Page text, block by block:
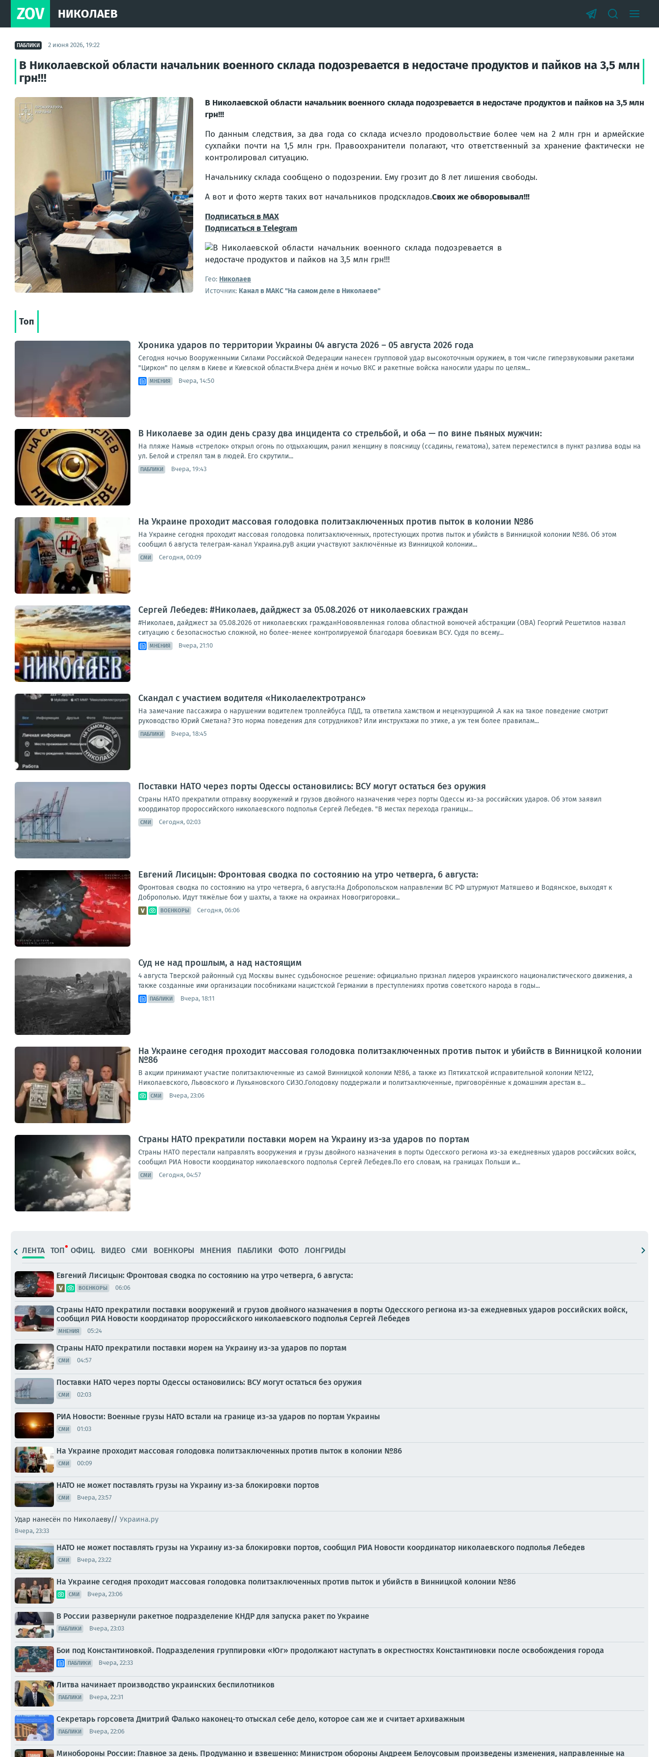
ZOV НИКОЛАЕВ
ПАБЛИКИ 2 июня 2026, 19:22
В Николаевской области начальник военного склада подозревается в недостаче продуктов и пайков на 3,5 млн
грн!!!
В Николаевской области начальник военного склада подозревается в недостаче продуктов и пайков на 3,5 млн
грн!!!
По данным следствия, за два года со склада исчезло продовольствие более чем на 2 млн грн и армейские
сухпайки почти на 1,5 млн грн. Правоохранители полагают, что ответственный за хранение фактически не
контролировал ситуацию.
Начальнику склада сообщено о подозрении. Ему грозит до 8 лет лишения свободы.
А вот и фото жертв таких вот начальников продскладов.Своих же обворовывал!!!
Подписаться в МАХ
Подписаться в Тelegram
Гео: Николаев
Источник: Канал в МАКС "На самом деле в Николаеве"
Топ
Хроника ударов по территории Украины 04 августа 2026 – 05 августа 2026 года
Сегодня ночью Вооруженными Силами Российской Федерации нанесен групповой удар высокоточным оружием, в том числе гиперзвуковыми ракетами
"Циркон" по целям в Киеве и Киевской области.Вчера днём и ночью ВКС и ракетные войска наносили удары по целям...
МНЕНИЯ Вчера, 14:50
В Николаеве за один день сразу два инцидента со стрельбой, и оба — по вине пьяных мужчин:
На пляже Намыв «стрелок» открыл огонь по отдыхающим, ранил женщину в поясницу (ссадины, гематома), затем переместился в пункт разлива воды на
ул. Белой и стрелял там в людей. Его скрутили...
ПАБЛИКИ Вчера, 19:43
На Украине проходит массовая голодовка политзаключенных против пыток в колонии №86
На Украине сегодня проходит массовая голодовка политзаключенных, протестующих против пыток и убийств в Винницкой колонии №86. Об этом
сообщил 6 августа телеграм-канал Украина.руВ акции участвуют заключённые из Винницкой колонии...
СМИ Сегодня, 00:09
Сергей Лебедев: #Николаев, дайджест за 05.08.2026 от николаевских граждан
#Николаев, дайджест за 05.08.2026 от николаевских гражданНовоявленная голова областной вонючей абстракции (ОВА) Георгий Решетилов назвал
ситуацию с безопасностью сложной, но более-менее контролируемой благодаря боевикам ВСУ. Судя по всему...
МНЕНИЯ Вчера, 21:10
Скандал с участием водителя «Николаелектротранс»
На замечание пассажира о нарушении водителем троллейбуса ПДД, та ответила хамством и нецензурщиной .А как на такое поведение смотрит
руководство Юрий Сметана? Это норма поведения для сотрудников? Или инструктажи по этике, а уж тем более правилам...
ПАБЛИКИ Вчера, 18:45
Поставки НАТО через порты Одессы остановились: ВСУ могут остаться без оружия
Страны НАТО прекратили отправку вооружений и грузов двойного назначения через порты Одессы из-за российских ударов. Об этом заявил
координатор пророссийского николаевского подполья Сергей Лебедев. "В местах перехода границы...
СМИ Сегодня, 02:03
Евгений Лисицын: Фронтовая сводка по состоянию на утро четверга, 6 августа:
Фронтовая сводка по состоянию на утро четверга, 6 августа:На Добропольском направлении ВС РФ штурмуют Матяшево и Водянское, выходят к
Доброполью. Идут тяжёлые бои у шахты, а также на окраинах Новогригоровки...
ВОЕНКОРЫ Сегодня, 06:06
Суд не над прошлым, а над настоящим
4 августа Тверской районный суд Москвы вынес судьбоносное решение: официально признал лидеров украинского националистического движения, а
также созданные ими организации пособниками нацистской Германии в преступлениях против советского народа в годы...
ПАБЛИКИ Вчера, 18:11
На Украине сегодня проходит массовая голодовка политзаключенных против пыток и убийств в Винницкой колонии
№86
В акции принимают участие политзаключенные из самой Винницкой колонии №86, а также из Пятихатской исправительной колонии №122,
Николаевского, Львовского и Лукьяновского СИЗО.Голодовку поддержали и политзаключенные, приговорённые к домашним арестам в...
СМИ Вчера, 23:06
Страны НАТО прекратили поставки морем на Украину из-за ударов по портам
Страны НАТО перестали направлять вооружения и грузы двойного назначения в порты Одесского региона из-за ежедневных ударов российских войск,
сообщил РИА Новости координатор николаевского подполья Сергей Лебедев.По его словам, на границах Польши и...
СМИ Сегодня, 04:57
ЛЕНТА ТОП ОФИЦ. ВИДЕО СМИ ВОЕНКОРЫ МНЕНИЯ ПАБЛИКИ ФОТО ЛОНГРИДЫ
Евгений Лисицын: Фронтовая сводка по состоянию на утро четверга, 6 августа:
ВОЕНКОРЫ 06:06
Страны НАТО прекратили поставки вооружений и грузов двойного назначения в порты Одесского региона из-за ежедневных ударов российских войск,
сообщил РИА Новости координатор пророссийского николаевского подполья Сергей Лебедев
МНЕНИЯ 05:24
Страны НАТО прекратили поставки морем на Украину из-за ударов по портам
СМИ 04:57
Поставки НАТО через порты Одессы остановились: ВСУ могут остаться без оружия
СМИ 02:03
РИА Новости: Военные грузы НАТО встали на границе из-за ударов по портам Украины
СМИ 01:03
На Украине проходит массовая голодовка политзаключенных против пыток в колонии №86
СМИ 00:09
НАТО не может поставлять грузы на Украину из-за блокировки портов
СМИ Вчера, 23:57
Удар нанесён по Николаеву// Украина.ру
Вчера, 23:33
НАТО не может поставлять грузы на Украину из-за блокировки портов, сообщил РИА Новости координатор николаевского подполья Лебедев
СМИ Вчера, 23:22
На Украине сегодня проходит массовая голодовка политзаключенных против пыток и убийств в Винницкой колонии №86
СМИ Вчера, 23:06
В России развернули ракетное подразделение КНДР для запуска ракет по Украине
ПАБЛИКИ Вчера, 23:03
Бои под Константиновкой. Подразделения группировки «Юг» продолжают наступать в окрестностях Константиновки после освобождения города
ПАБЛИКИ Вчера, 22:33
Литва начинает производство украинских беспилотников
ПАБЛИКИ Вчера, 22:31
Секретарь горсовета Дмитрий Фалько наконец-то отыскал себе дело, которое сам же и считает архиважным
ПАБЛИКИ Вчера, 22:06
Минобороны России: Главное за день. Продуманно и взвешенно: Министром обороны Андреем Белоусовым произведены изменения, направленные на